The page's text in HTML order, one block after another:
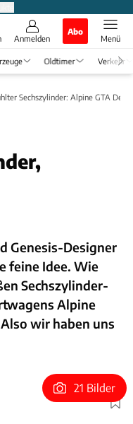
Anmelden
Abo
Menü
Oldtimer Verkehr
Sechszylinder: Alpine GTA
Genesis-Designer
feine Idee. Wie
Sechszylinder-
Alpine
wir haben uns
Foto: Arseny Kostromin
21 Bilder